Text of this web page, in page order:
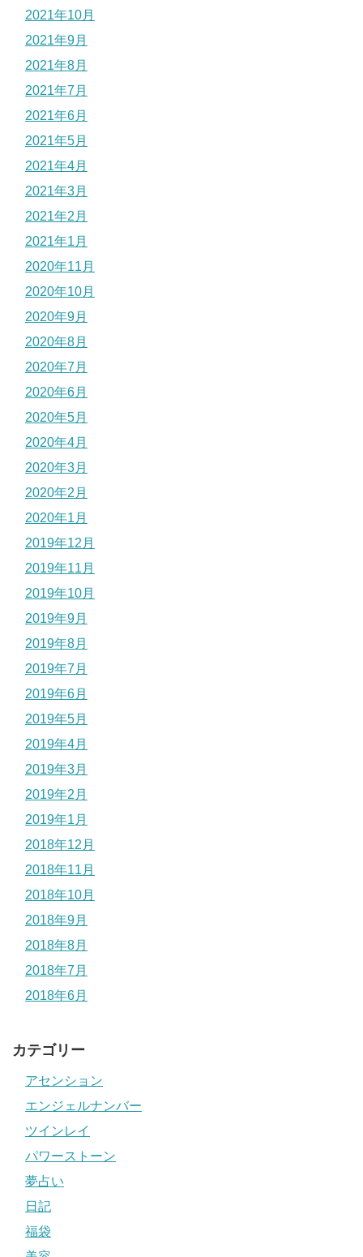
2021年10月
2021年9月
2021年8月
2021年7月
2021年6月
2021年5月
2021年4月
2021年3月
2021年2月
2021年1月
2020年11月
2020年10月
2020年9月
2020年8月
2020年7月
2020年6月
2020年5月
2020年4月
2020年3月
2020年2月
2020年1月
2019年12月
2019年11月
2019年10月
2019年9月
2019年8月
2019年7月
2019年6月
2019年5月
2019年4月
2019年3月
2019年2月
2019年1月
2018年12月
2018年11月
2018年10月
2018年9月
2018年8月
2018年7月
2018年6月
カテゴリー
アセンション
エンジェルナンバー
ツインレイ
パワーストーン
夢占い
日記
福袋